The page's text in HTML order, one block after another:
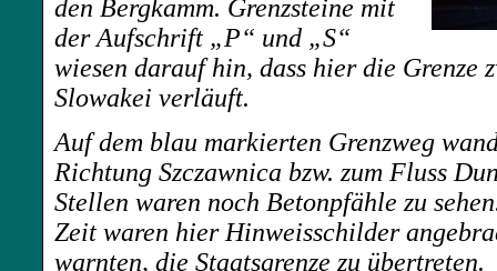
den Bergkamm. Grenzsteine mit
der Aufschrift „P“ und „S“
wiesen darauf hin, dass hier die Grenze
Slowakei verläuft.
Auf dem blau markierten Grenzweg
Richtung Szczawnica bzw. zum Fluss
Stellen waren noch Betonpfähle zu
Zeit waren hier Hinweisschilder
warnten, die Staatsgrenze zu übertreten.